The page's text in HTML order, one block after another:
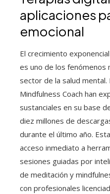
aplicaciones
emocional
El crecimiento
es uno de los fenómenos
sector de la salud mental.
Mindfulness Coach han
sustanciales en su base
diez millones de
durante el último año.
acceso inmediato a
sesiones guiadas por
de meditación y
con profesionales